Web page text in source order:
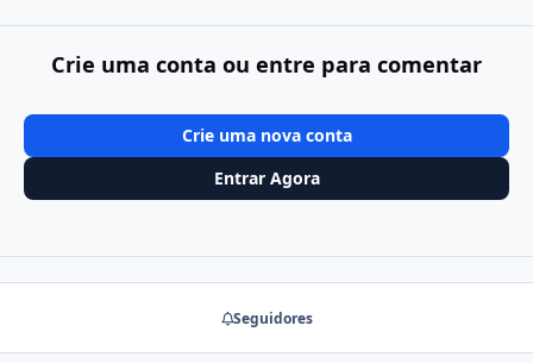
Crie uma conta ou entre para comentar
Crie uma nova conta
Entrar Agora
Seguidores